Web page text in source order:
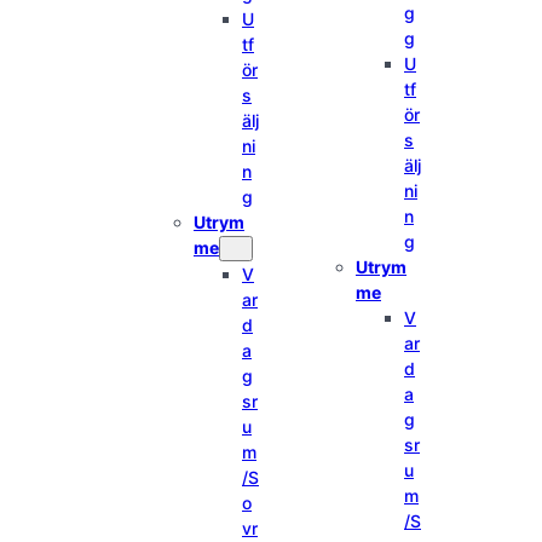
U
tf
ör
s
älj
ni
n
g
Utrym
me
V
ar
d
a
g
sr
u
m
/S
o
vr
g
g
U
tf
ör
s
älj
ni
n
g
Utrym
me
V
ar
d
a
g
sr
u
m
/S